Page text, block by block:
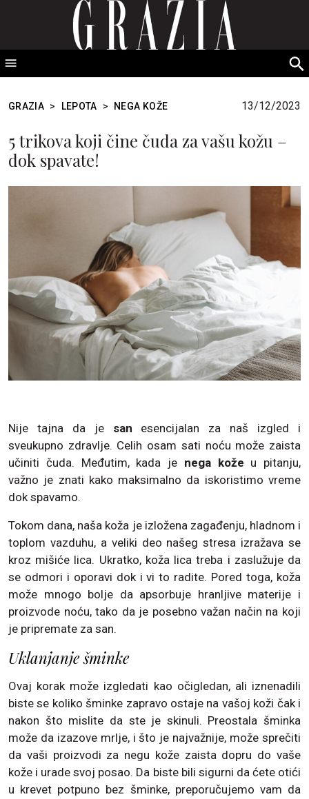
GRAZIA Srbija
GRAZIA > LEPOTA > NEGA KOŽE 13/12/2023
5 trikova koji čine čuda za vašu kožu –
dok spavate!
Nije tajna da je san esencijalan za naš izgled i
sveukupno zdravlje. Celih osam sati noću može zaista
učiniti čuda. Međutim, kada je nega kože u pitanju,
važno je znati kako maksimalno da iskoristimo vreme
dok spavamo.
Tokom dana, naša koža je izložena zagađenju, hladnom i
toplom vazduhu, a veliki deo našeg stresa izražava se
kroz mišiće lica. Ukratko, koža lica treba i zaslužuje da
se odmori i oporavi dok i vi to radite. Pored toga, koža
može mnogo bolje da apsorbuje hranljive materije i
proizvode noću, tako da je posebno važan način na koji
je pripremate za san.
Uklanjanje šminke
Ovaj korak može izgledati kao očigledan, ali iznenadili
biste se koliko šminke zapravo ostaje na vašoj koži čak i
nakon što mislite da ste je skinuli. Preostala šminka
može da izazove mrlje, i što je najvažnije, može sprečiti
da vaši proizvodi za negu kože zaista dopru do vaše
kože i urade svoj posao. Da biste bili sigurni da ćete otići
u krevet potpuno bez šminke, preporučujemo vam da